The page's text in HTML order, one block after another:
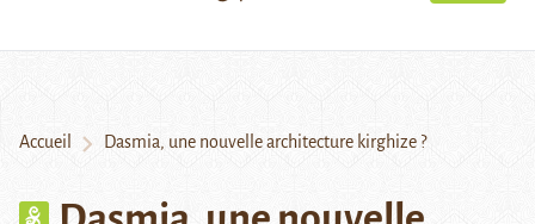
Accueil Dasmia, une nouvelle architecture kirghize ?